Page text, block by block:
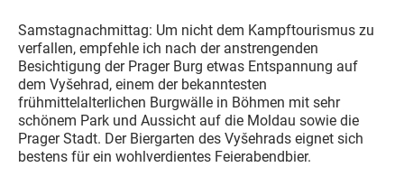
Samstagnachmittag: Um nicht dem Kampftourismus zu
verfallen, empfehle ich nach der anstrengenden
Besichtigung der Prager Burg etwas Entspannung auf
dem Vyšehrad, einem der bekanntesten
frühmittelalterlichen Burgwälle in Böhmen mit sehr
schönem Park und Aussicht auf die Moldau sowie die
Prager Stadt. Der Biergarten des Vyšehrads eignet sich
bestens für ein wohlverdientes Feierabendbier.